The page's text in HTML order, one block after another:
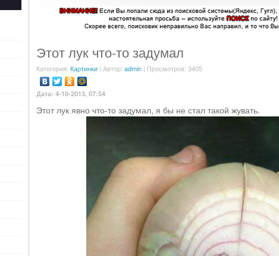
Этот лук что-то задумал
Категория: Картинки| Автор: admin| Просмотров: 3405
Дата: 4-10-2013, 07:54
Этот лук явно что-то задумал, я бы не стал такой жувать.